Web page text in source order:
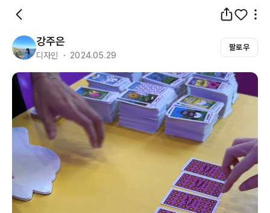
강주은
디자인 ・ 2024.05.29
팔로우